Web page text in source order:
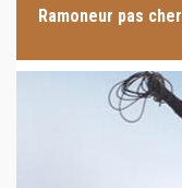
Ramoneur pas